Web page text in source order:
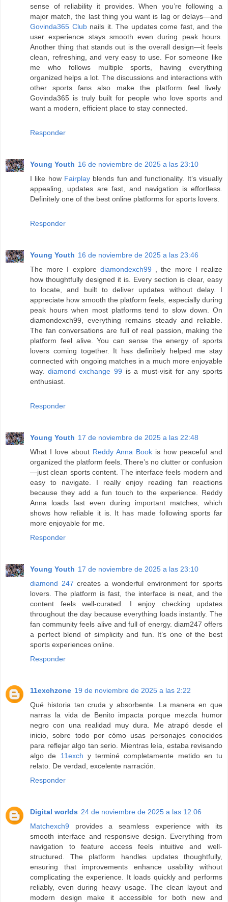
sense of reliability it provides. When you’re following a
major match, the last thing you want is lag or delays—and
Govinda365 Clubnails it. The updates come fast, and the
user experience stays smooth even during peak hours.
Another thing that stands out is the overall design—it feels
clean, refreshing, and very easy to use. For someone like
me who follows multiple sports, having everything
organized helps a lot. The discussions and interactions with
other sports fans also make the platform feel lively.
Govinda365 is truly built for people who love sports and
want a modern, efficient place to stay connected.
Responder
Young Youth 16 de noviembre de 2025 a las 23:10
I like how Fairplay blends fun and functionality. It’s visually
appealing, updates are fast, and navigation is effortless.
Definitely one of the best online platforms for sports lovers.
Responder
Young Youth 16 de noviembre de 2025 a las 23:46
The more I explore diamondexch99 , the more I realize
how thoughtfully designed it is. Every section is clear, easy
to locate, and built to deliver updates without delay. I
appreciate how smooth the platform feels, especially during
peak hours when most platforms tend to slow down. On
diamondexch99, everything remains steady and reliable.
The fan conversations are full of real passion, making the
platform feel alive. You can sense the energy of sports
lovers coming together. It has definitely helped me stay
connected with ongoing matches in a much more enjoyable
way. diamond exchange 99 is a must-visit for any sports
enthusiast.
Responder
Young Youth 17 de noviembre de 2025 a las 22:48
What I love about Reddy Anna Book is how peaceful and
organized the platform feels. There’s no clutter or confusion
—just clean sports content. The interface feels modern and
easy to navigate. I really enjoy reading fan reactions
because they add a fun touch to the experience. Reddy
Anna loads fast even during important matches, which
shows how reliable it is. It has made following sports far
more enjoyable for me.
Responder
Young Youth 17 de noviembre de 2025 a las 23:10
diamond 247 creates a wonderful environment for sports
lovers. The platform is fast, the interface is neat, and the
content feels well-curated. I enjoy checking updates
throughout the day because everything loads instantly. The
fan community feels alive and full of energy. diam247 offers
a perfect blend of simplicity and fun. It’s one of the best
sports experiences online.
Responder
11exchzone 19 de noviembre de 2025 a las 2:22
Qué historia tan cruda y absorbente. La manera en que
narras la vida de Benito impacta porque mezcla humor
negro con una realidad muy dura. Me atrapó desde el
inicio, sobre todo por cómo usas personajes conocidos
para reflejar algo tan serio. Mientras leía, estaba revisando
algo de 11exch y terminé completamente metido en tu
relato. De verdad, excelente narración.
Responder
Digital worlds 24 de noviembre de 2025 a las 12:06
Matchexch9 provides a seamless experience with its
smooth interface and responsive design. Everything from
navigation to feature access feels intuitive and well-
structured. The platform handles updates thoughtfully,
ensuring that improvements enhance usability without
complicating the experience. It loads quickly and performs
reliably, even during heavy usage. The clean layout and
modern design make it accessible for both new and